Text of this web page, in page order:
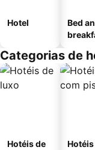
Hotel
Bed
Categorias de
Hotéis de
Hotéis